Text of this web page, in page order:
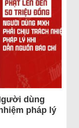
dùng
pháp lý